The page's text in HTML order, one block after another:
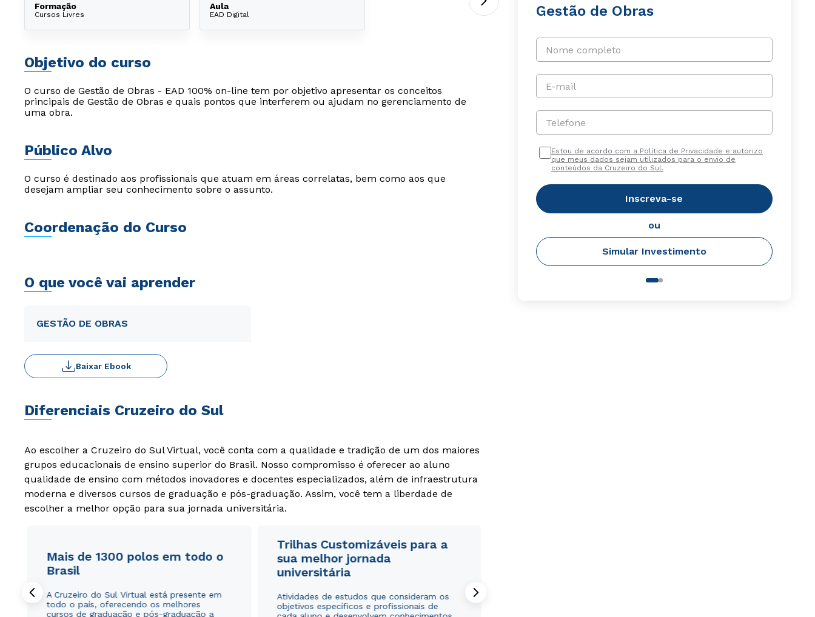
Formação
Cursos Livres
Aula
EAD Digital
Objetivo do curso
O curso de Gestão de Obras - EAD 100% on-line tem por objetivo apresentar os conceitos
principais de Gestão de Obras e quais pontos que interferem ou ajudam no gerenciamento de
uma obra.
Público Alvo
O curso é destinado aos profissionais que atuam em áreas correlatas, bem como aos que
desejam ampliar seu conhecimento sobre o assunto.
Coordenação do Curso
O que você vai aprender
GESTÃO DE OBRAS
Baixar Ebook
Diferenciais Cruzeiro do Sul
Ao escolher a Cruzeiro do Sul Virtual, você conta com a qualidade e tradição de um dos maiores
grupos educacionais de ensino superior do Brasil. Nosso compromisso é oferecer ao aluno
qualidade de ensino com métodos inovadores e docentes especializados, além de infraestrutura
moderna e diversos cursos de graduação e pós-graduação. Assim, você tem a liberdade de
escolher a melhor opção para sua jornada universitária.
Mais de 1300 polos em todo o
Brasil
A Cruzeiro do Sul Virtual está presente em
todo o país, oferecendo os melhores
cursos de graduação e pós-graduação a
Trilhas Customizáveis para a
sua melhor jornada
universitária
Atividades de estudos que consideram os
objetivos específicos e profissionais de
Gestão de Obras
Nome completo
E-mail
Telefone
Estou de acordo com a Política de Privacidade e autorizo
que meus dados sejam utilizados para o envio de
conteúdos da Cruzeiro do Sul.
Inscreva-se
ou
Simular Investimento